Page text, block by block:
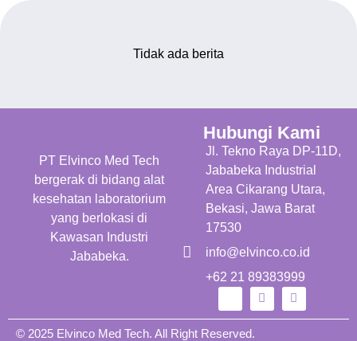
Tidak ada berita
PT Elvinco Med Tech
bergerak di bidang alat
kesehatan laboratorium
yang berlokasi di
Kawasan Industri
Jababeka.
Hubungi Kami
Jl. Tekno Raya DP-11D,
Jababeka Industrial
Area Cikarang Utara,
Bekasi, Jawa Barat
17530
info@elvinco.co.id
+62 21 89383999
© 2025 Elvinco Med Tech. All Right Reserved.